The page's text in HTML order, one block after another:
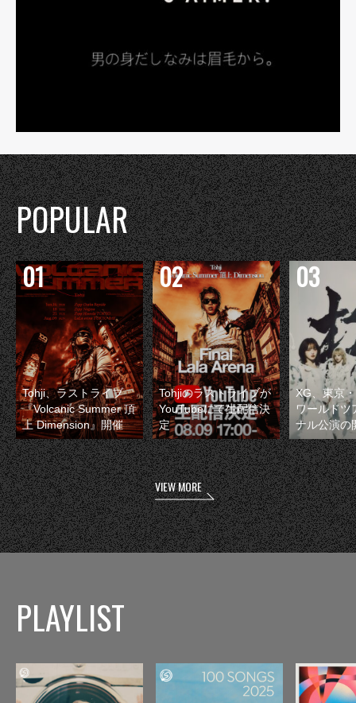
POPULAR
Tohji、ラストライブ
『Volcanic Summer 頂
上 Dimension』開催
Tohjiのラストライブが
YouTubeにて生配信決
定
XG、東京
ワールドツ
ナル公演の
VIEW MORE
PLAYLIST